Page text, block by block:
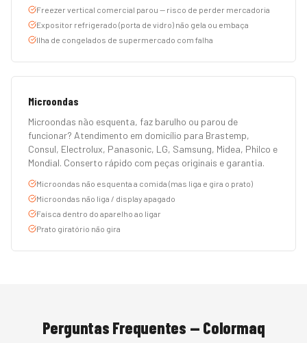
Freezer vertical comercial parou — risco de perder mercadoria
Expositor refrigerado (porta de vidro) não gela ou embaça
Ilha de congelados de supermercado com falha
Microondas
Microondas não esquenta, faz barulho ou parou de
funcionar? Atendimento em domicílio para Brastemp,
Consul, Electrolux, Panasonic, LG, Samsung, Midea, Philco e
Mondial. Conserto rápido com peças originais e garantia.
Microondas não esquenta a comida (mas liga e gira o prato)
Microondas não liga / display apagado
Faísca dentro do aparelho ao ligar
Prato giratório não gira
Perguntas Frequentes — Colormaq